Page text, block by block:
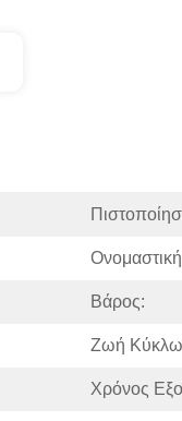
Βάρος:
Ζωή
Χρόνος